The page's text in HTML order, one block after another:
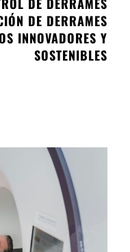
DE DERRAMES
INNOVADORES Y
SOSTENIBLES